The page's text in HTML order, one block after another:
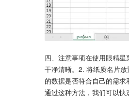
四、注意事项在使用眼精
干净清晰。2. 将纸质名片
的数据是否符合自己的需求
通过这种方法，我们可以